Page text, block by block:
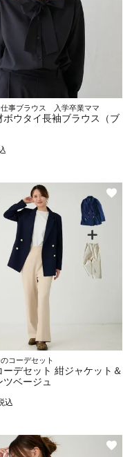
事ブラウス 入学卒業ママ
ボウタイ長袖ブラウス（ブ
コーデセット
ーデセット 紺ジャケット＆
ベージュ
込